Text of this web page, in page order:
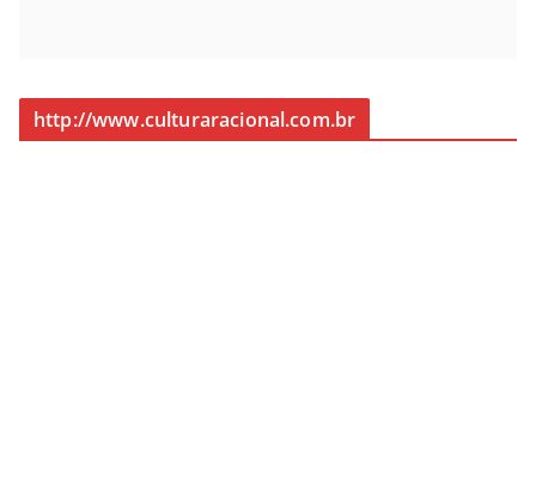
http://www.culturaracional.com.br